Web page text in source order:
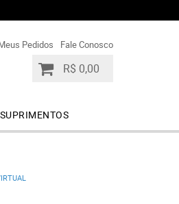
Pedidos Fale Conosco
R$ 0,00
SUPRIMENTOS